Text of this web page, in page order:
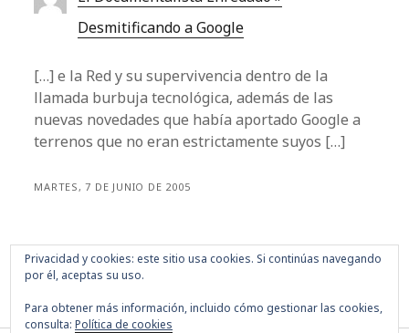
Desmitificando a Google
[…] e la Red y su supervivencia dentro de la
llamada burbuja tecnológica, además de las
nuevas novedades que había aportado Google a
terrenos que no eran estrictamente suyos […]
MARTES, 7 DE JUNIO DE 2005
Los comentarios están cerrados.
Privacidad y cookies: este sitio usa cookies. Si continúas navegando
por él, aceptas su uso.
Para obtener más información, incluido cómo gestionar las cookies,
consulta: Política de cookies